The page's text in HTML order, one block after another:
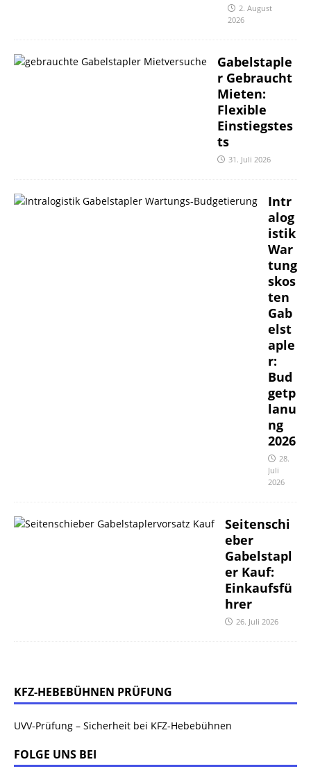
2. August
2026
Gabelstaple
r Gebraucht
Mieten:
Flexible
Einstiegstes
ts
31. Juli 2026
Intr
alog
istik
War
tung
skos
ten
Gab
elst
aple
r:
Bud
getp
lanu
ng
2026
28.
Juli
2026
Seitenschi
eber
Gabelstapl
er Kauf:
Einkaufsfü
hrer
26. Juli 2026
KFZ-HEBEBÜHNEN PRÜFUNG
UVV-Prüfung – Sicherheit bei KFZ-Hebebühnen
FOLGE UNS BEI